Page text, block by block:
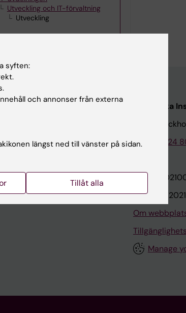
Utveckling och IT-förvaltning
Utveckling
och utbildning
Institutet Innovation
presstjänsten
Karolinska
171 77
Tel: 08-524
Org.nr:
VAT.nr:
Om
Manage
syften:
och annonser från externa
längst ned till vänster på sidan.
Tillåt alla